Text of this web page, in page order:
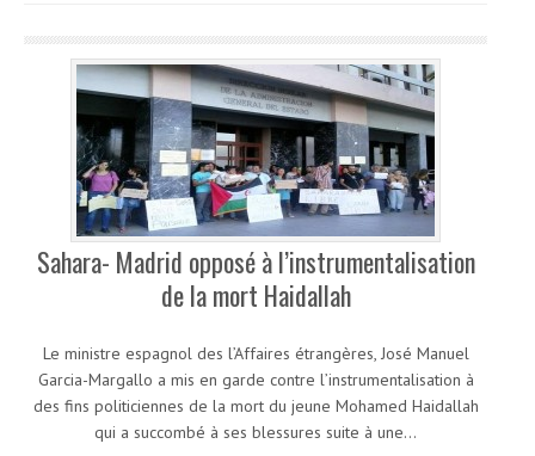
Sahara- Madrid opposé à l’instrumentalisation
de la mort Haidallah
Le ministre espagnol des l’Affaires étrangères, José Manuel
Garcia-Margallo a mis en garde contre l’instrumentalisation à
des fins politiciennes de la mort du jeune Mohamed Haidallah
qui a succombé à ses blessures suite à une…